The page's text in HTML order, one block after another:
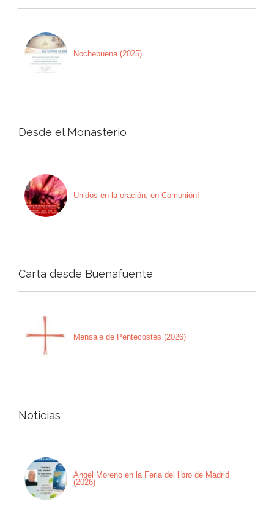
Nochebuena (2025)
Desde el Monasterio
Unidos en la oración, en Comunión!
Carta desde Buenafuente
Mensaje de Pentecostés (2026)
Noticias
Ángel Moreno en la Feria del libro de Madrid
(2026)